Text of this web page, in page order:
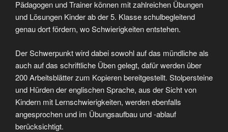
Pädagogen und Trainer können mit zahlreichen Übungen
und Lösungen Kinder ab der 5. Klasse schulbegleitend
genau dort fördern, wo Schwierigkeiten entstehen.
Der Schwerpunkt wird dabei sowohl auf das mündliche als
auch auf das schriftliche Üben gelegt, dafür werden über
200 Arbeitsblätter zum Kopieren bereitgestellt. Stolpersteine
und Hürden der englischen Sprache, aus der Sicht von
Kindern mit Lernschwierigkeiten, werden ebenfalls
angesprochen und im Übungsaufbau und -ablauf
berücksichtigt.